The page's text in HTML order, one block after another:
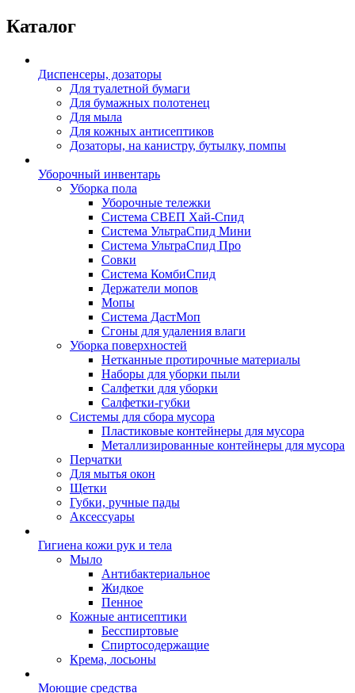
Каталог
Диспенсеры, дозаторы
Для туалетной бумаги
Для бумажных полотенец
Для мыла
Для кожных антисептиков
Дозаторы, на канистру, бутылку, помпы
Уборочный инвентарь
Уборка пола
Уборочные тележки
Система СВЕП Хай-Спид
Система УльтраСпид Мини
Система УльтраСпид Про
Совки
Система КомбиСпид
Держатели мопов
Мопы
Система ДастМоп
Сгоны для удаления влаги
Уборка поверхностей
Нетканные протирочные материалы
Наборы для уборки пыли
Салфетки для уборки
Салфетки-губки
Системы для сбора мусора
Пластиковые контейнеры для мусора
Металлизированные контейнеры для мусора
Перчатки
Для мытья окон
Щетки
Губки, ручные пады
Аксессуары
Гигиена кожи рук и тела
Мыло
Антибактериальное
Жидкое
Пенное
Кожные антисептики
Бесспиртовые
Cпиртосодержащие
Крема, лосьоны
Моющие средства